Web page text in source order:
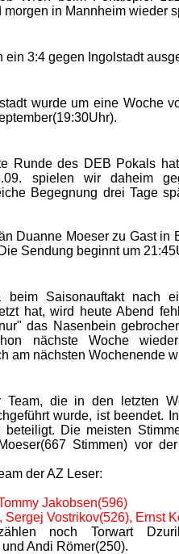
morgen in Mannheim wieder
ein 3:4 gegen Ingolstadt
wurde um eine Woche
Runde des DEB Pokals
spielen wir daheim
Begegnung drei Tage
Duanne Moeser zu Gast in
Sendung beginnt um
Saisonauftakt nach
hat, wird heute Abend
das Nasenbein
nächste Woche
am nächsten Wochenende
Team, die in den letzten
wurde, ist beendet.
Die meisten
Stimmen) vor
der AZ Leser:
Jakobsen(596)
Sergej Vostrikov(526), Ernst
noch Torwart
Andi Römer(250).